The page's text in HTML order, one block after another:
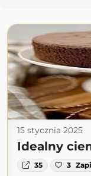
15 stycznia 2025
Idealny
35 3